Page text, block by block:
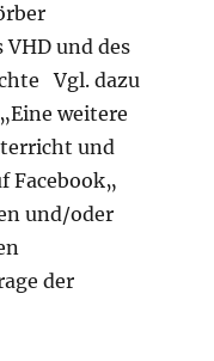
VHD und des
Vgl. dazu
weitere
und
Facebook„
und/oder
der